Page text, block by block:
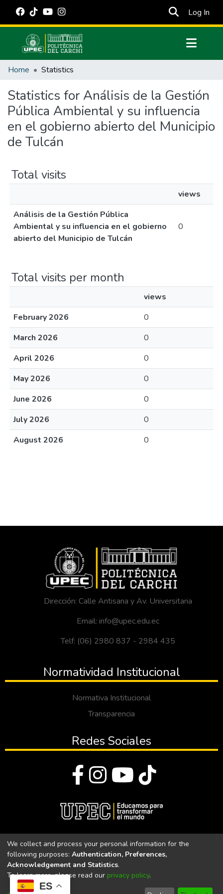
ES
Log In
Communities & Collections
Estadísticas Externas
Manuales
Home Statistics
Statistics for Análisis de la Gestión
Pública Ambiental y su influencia
en el gobierno abierto del Municipio
de Tulcán
Total visits
views
Análisis de la Gestión Pública
Ambiental y su influencia en el gobierno
abierto del Municipio de Tulcán
0
Total visits per month
views
February 2026
0
March 2026
0
April 2026
0
May 2026
0
June 2026
0
July 2026
0
August 2026
0
Dirección: Calle Antisana y Av. Universitaria
Email: info@upec.edu.ec
Telf: (06) 2980 837 - 2984 435
Normatividad Institucional
Normativa Institucional
Transparencia
Redes Sociales
Universidad Politécnica Estatal del Carchi
Universidad Politécnica Estatal del Carchi | Acreditada por el
We collect and process your personal information for the
following purposes: Authentication, Preferences,
Acknowledgement and Statistics.
To learn more, please read our privacy policy.